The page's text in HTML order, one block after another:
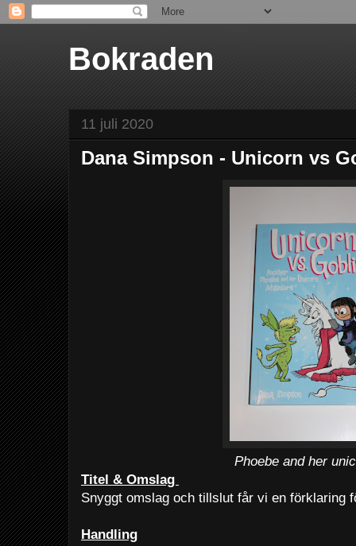
Bokraden
11 juli 2020
Dana Simpson - Unicorn vs
Phoebe and her
Titel & Omslag
Snyggt omslag och tillslut får vi en förklaring
Handling